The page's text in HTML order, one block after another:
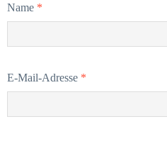
Name *
E-Mail-Adresse *